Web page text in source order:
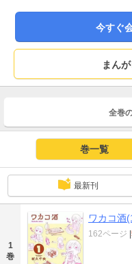
今すぐ
まん
全巻
巻一覧
最新刊
1
巻
ワカコ酒
162ページ |